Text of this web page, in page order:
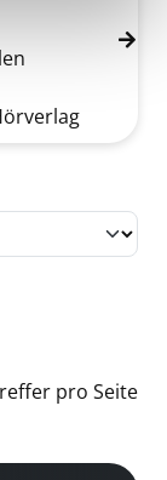
anzeigen
pro Seite